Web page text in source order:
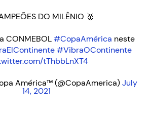
DO MILÊNIO 🥇
CONMEBOL#CopaAmérica neste
#VibraOContinente
tThbbLnXT4
América™️ (@CopaAmerica)July
14, 2021